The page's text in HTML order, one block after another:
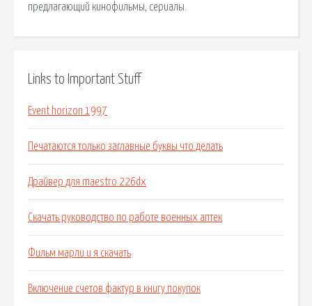
предлагающий кинофильмы, сериалы.
Links to Important Stuff
Event horizon 1997
Печатаются только заглавные буквы что делать
Драйвер для maestro 226dx
Скачать руководство по работе военных аптек
Фильм марли и я скачать
Включение счетов фактур в книгу покупок